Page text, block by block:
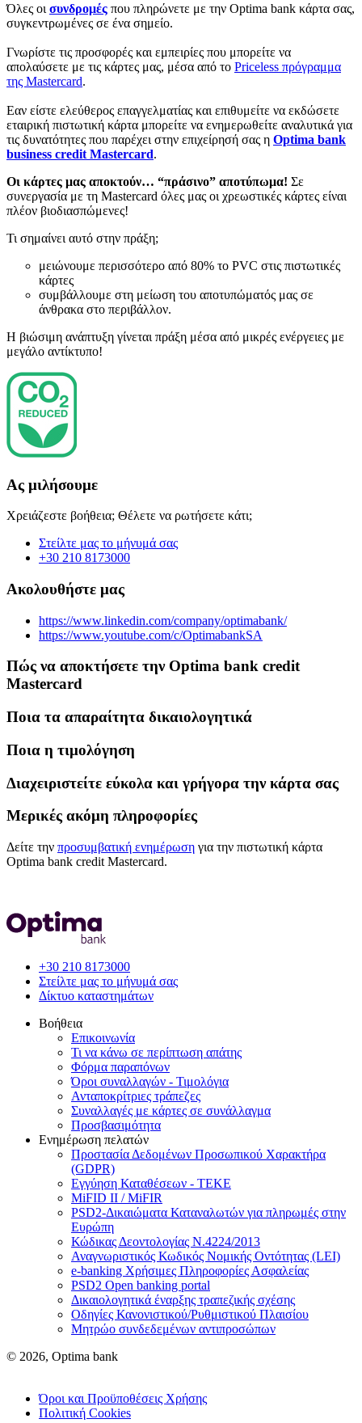
Όλες οι συνδρομές που πληρώνετε με την Optima bank κάρτα σας,
συγκεντρωμένες σε ένα σημείο.
Γνωρίστε τις προσφορές και εμπειρίες που μπορείτε να
απολαύσετε με τις κάρτες μας, μέσα από το Priceless πρόγραμμα
της Masterc­­ard.
Eαν είστε ελεύθερος επαγγελματίας και επιθυμείτε να εκδώσετε
εταιρική πιστωτική κάρτα μπορείτε να ενημερωθείτε αναλυτικά για
τις δυνατότητες που παρέχει στην επιχείρησή σας η Optima bank
business credit Mastercard.
Οι κάρτες μας αποκτούν… “πράσινο” αποτύπωμα! Σε
συνεργασία με τη Mastercard όλες μας οι χρεωστικές κάρτες είναι
πλέον βιοδιασπώμενες!
Τι σημαίνει αυτό στην πράξη;
μειώνουμε περισσότερο από 80% το PVC στις πιστωτικές
κάρτες
συμβάλλουμε στη μείωση του αποτυπώματός μας σε
άνθρακα στο περιβάλλον.
Η βιώσιμη ανάπτυξη γίνεται πράξη μέσα από μικρές ενέργειες με
μεγάλο αντίκτυπο!
Ας μιλήσουμε
Χρειάζεστε βοήθεια; Θέλετε να ρωτήσετε κάτι;
Στείλτε μας το μήνυμά σας
+30 210 8173000
Ακολουθήστε μας
https://www.linkedin.com/company/optimabank/
https://www.youtube.com/c/OptimabankSA
Πώς να αποκτήσετε την Optima bank credit
Mastercard
Ποια τα απαραίτητα δικαιολογητικά
Ποια η τιμολόγηση
Διαχειριστείτε εύκολα και γρήγορα την κάρτα σας
Μερικές ακόμη πληροφορίες
Δείτε την προσυμβατική ενημέρωση για την πιστωτική κάρτα
Optima bank credit Mastercard.
+30 210 8173000
Στείλτε μας το μήνυμά σας
Δίκτυο καταστημάτων
Βοήθεια
Επικοινωνία
Τι να κάνω σε περίπτωση απάτης
Φόρμα παραπόνων
Όροι συναλλαγών - Τιμολόγια
Ανταποκρίτριες τράπεζες
Συναλλαγές με κάρτες σε συνάλλαγμα
Προσβασιμότητα
Ενημέρωση πελατών
Προστασία Δεδομένων Προσωπικού Χαρακτήρα
(GDPR)
Εγγύηση Καταθέσεων - TEKE
MiFID II / MiFIR
PSD2-Δικαιώματα Καταναλωτών για πληρωμές στην
Ευρώπη
Κώδικας Δεοντολογίας Ν.4224/2013
Αναγνωριστικός Κωδικός Νομικής Οντότητας (LEI)
e-banking Χρήσιμες Πληροφορίες Ασφαλείας
PSD2 Open banking portal
Δικαιολογητικά έναρξης τραπεζικής σχέσης
Οδηγίες Κανονιστικού/Ρυθμιστικού Πλαισίου
Μητρώο συνδεδεμένων αντιπροσώπων
© 2026, Optima bank
Όροι και Προϋποθέσεις Χρήσης
Πολιτική Cookies